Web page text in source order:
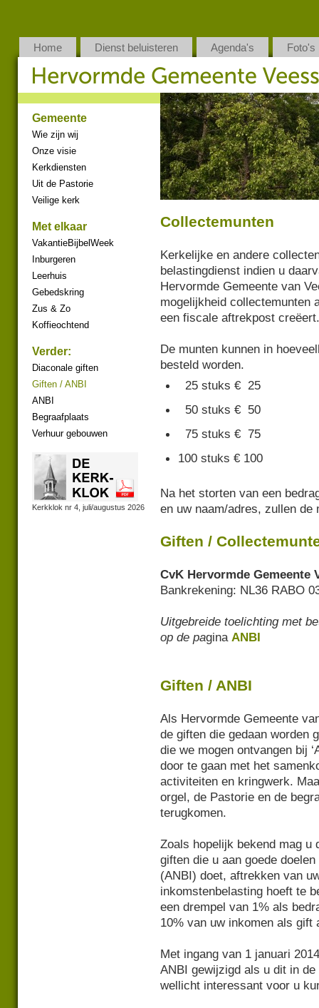
Home Dienst beluisteren Agenda's Foto's
Gemeente
Wie zijn wij
Onze visie
Kerkdiensten
Uit de Pastorie
Veilige kerk
Met elkaar
VakantieBijbelWeek
Inburgeren
Leerhuis
Gebedskring
Zus & Zo
Koffieochtend
Verder:
Diaconale giften
Giften / ANBI
ANBI
Begraafplaats
Verhuur gebouwen
Kerkklok nr 4, juli/augustus 2026
Collectemunten
Kerkelijke en andere
belastingdienst indien u
Hervormde Gemeente van
mogelijkheid collectemunten
een fiscale aftrekpost creëert.
De munten kunnen in
besteld worden.
25 stuks € 25
50 stuks € 50
75 stuks € 75
100 stuks € 100
Na het storten van een
en uw naam/adres, zullen de
Giften /
CvK Hervormde Gemeente
Bankrekening: NL36 RABO
Uitgebreide toelichting met
op de pagina ANBI
Giften / ANBI
Als Hervormde Gemeente
de giften die gedaan worden
die we mogen ontvangen bij
door te gaan met het
activiteiten en kringwerk.
orgel, de Pastorie en de
terugkomen.
Zoals hopelijk bekend mag u
giften die u aan goede
(ANBI) doet, aftrekken van
inkomstenbelasting hoeft te
een drempel van 1% als
10% van uw inkomen als gift
Met ingang van 1 januari
ANBI gewijzigd als u dit in
wellicht interessant voor u